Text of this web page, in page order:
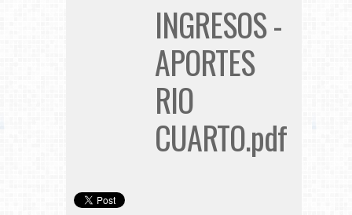
INGRESOS -
APORTES
RIO
CUARTO.pdf